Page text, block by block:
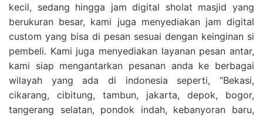
kecil, sedang hingga jam digital sholat masjid yang
berukuran besar, kami juga menyediakan jam digital
custom yang bisa di pesan sesuai dengan keinginan si
pembeli. Kami juga menyediakan layanan pesan antar,
kami siap mengantarkan pesanan anda ke berbagai
wilayah yang ada di indonesia seperti, “Bekasi,
cikarang, cibitung, tambun, jakarta, depok, bogor,
tangerang selatan, pondok indah, kebanyoran baru,